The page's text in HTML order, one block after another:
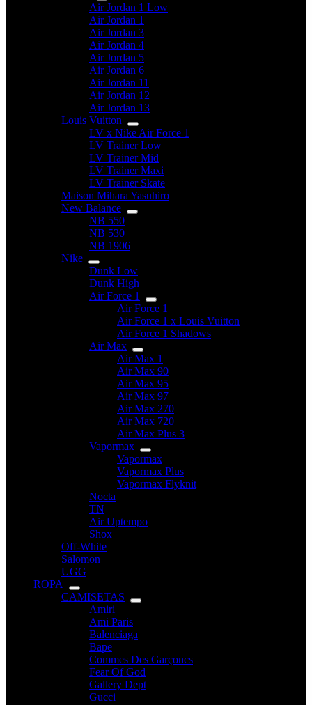
Air Jordan 1 Low
Air Jordan 1
Air Jordan 3
Air Jordan 4
Air Jordan 5
Air Jordan 6
Air Jordan 11
Air Jordan 12
Air Jordan 13
Louis Vuitton
LV x Nike Air Force 1
LV Trainer Low
LV Trainer Mid
LV Trainer Maxi
LV Trainer Skate
Maison Mihara Yasuhiro
New Balance
NB 550
NB 530
NB 1906
Nike
Dunk Low
Dunk High
Air Force 1
Air Force 1
Air Force 1 x Louis Vuitton
Air Force 1 Shadows
Air Max
Air Max 1
Air Max 90
Air Max 95
Air Max 97
Air Max 270
Air Max 720
Air Max Plus 3
Vapormax
Vapormax
Vapormax Plus
Vapormax Flyknit
Nocta
TN
Air Uptempo
Shox
Off-White
Salomon
UGG
ROPA
CAMISETAS
Amiri
Ami Paris
Balenciaga
Bape
Commes Des Garçoncs
Fear Of God
Gallery Dept
Gucci